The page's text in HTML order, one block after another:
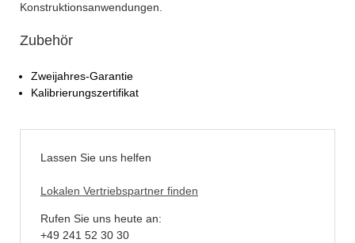
Konstruktionsanwendungen.
Zubehör
Zweijahres-Garantie
Kalibrierungszertifikat
Lassen Sie uns helfen
Lokalen Vertriebspartner finden
Rufen Sie uns heute an:
+49 241 52 30 30